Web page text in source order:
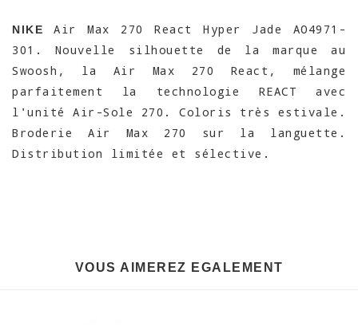
NIKE
Air Max 270 React Hyper Jade AO4971-
301. Nouvelle silhouette de la marque au
Swoosh, la Air Max 270 React, mélange
parfaitement la technologie REACT avec
l'unité Air-Sole 270. Coloris très estivale.
Broderie Air Max 270 sur la languette.
Distribution limitée et sélective.
VOUS AIMEREZ EGALEMENT